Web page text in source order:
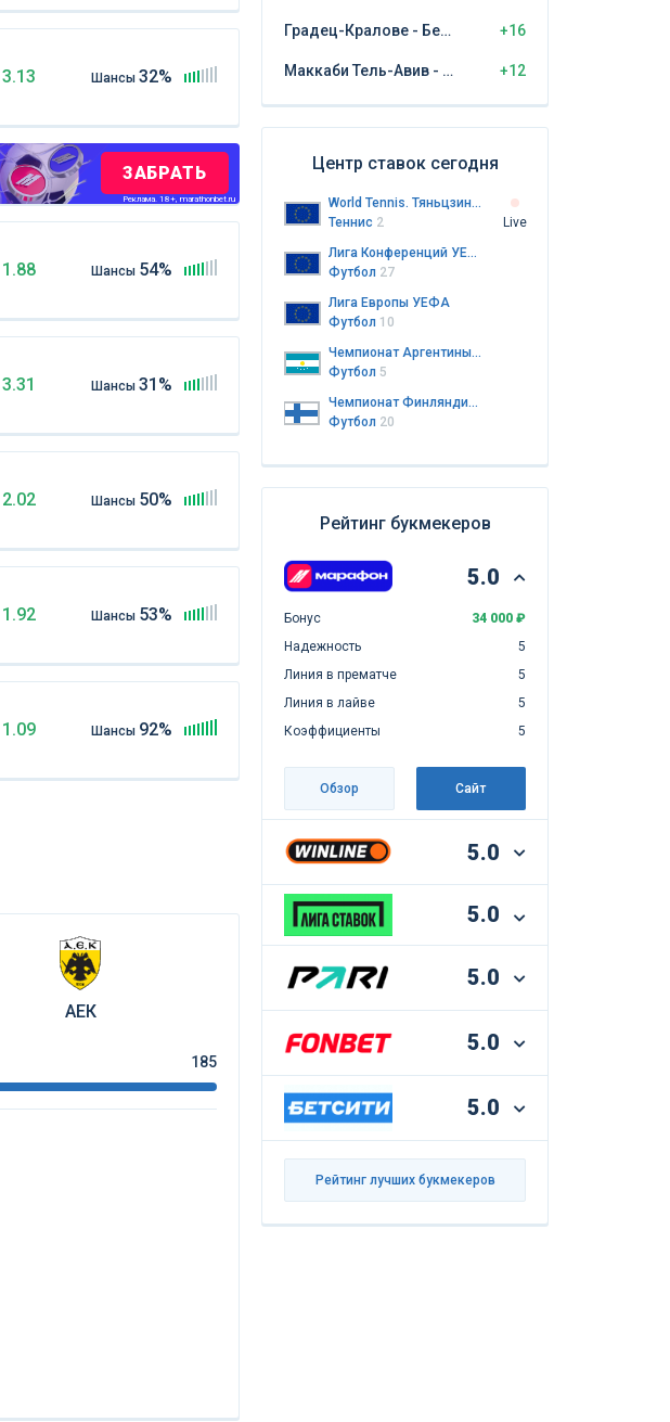
3.13 Шансы 32%
ЗАБРАТЬ
Реклама. 18+, marathonbet.ru
1.88 Шансы 54%
3.31 Шансы 31%
2.02 Шансы 50%
1.92 Шансы 53%
1.09 Шансы 92%
АЕК
185
Градец-Кралове - Бешикташ +16
Маккаби Тель-Авив - ЦСКА София +12
Центр ставок сегодня
World Tennis. Тяньцзинь. Женщины
Теннис 2
Live
Лига Конференций УЕФА
Футбол 27
Лига Европы УЕФА
Футбол 10
Чемпионат Аргентины. Резервная лига
Футбол 5
Чемпионат Финляндии. Колмонен. 3-й дивизион
Футбол 20
Рейтинг букмекеров
5.0
Бонус
34 000 ₽
Надежность
5
Линия в прематче
5
Линия в лайве
5
Коэффициенты
5
Обзор Сайт
5.0
5.0
5.0
5.0
5.0
Рейтинг лучших букмекеров